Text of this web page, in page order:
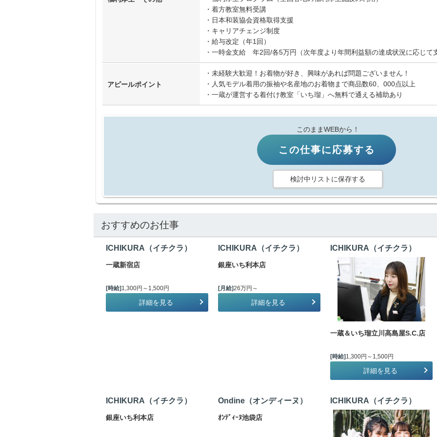
・着方教室無料受講
・日本和装協会資格取得支援
・キャリアチェンジ制度
・給与改定（年1回）
・一時金支給 年2回/各5万円（次年度より年間利益額の達成状況に応じて
アピールポイント
・未経験大歓迎！お着物が好き、興味があれば問題ございません！
・人気モデル着用の振袖や名産地のお着物まで商品数60、000点以上
・一蔵が運営する着付け教室「いち瑠」へ無料で通える補助あり
このままWEBから！
この仕事に応募する
検討中リストに保存する
おすすめのお仕事
ICHIKURA（イチクラ）
一蔵新宿店
[時給] 1,300円～1,500円
詳細を見る
ICHIKURA（イチクラ）
銀座いち利本店
[月給]26万円～
詳細を見る
ICHIKURA（イチクラ）
一蔵＆いち瑠立川高島屋S.C.店
[時給] 1,300円～1,500円
詳細を見る
ICHIKURA（イチクラ）
銀座いち利本店
Ondine（オンディーヌ）
ｵﾝﾃﾞｨｰﾇ池袋店
ICHIKURA（イチクラ）